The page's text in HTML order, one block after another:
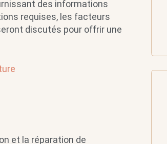
des informations
requises, les facteurs
discutés pour offrir une
et la réparation de